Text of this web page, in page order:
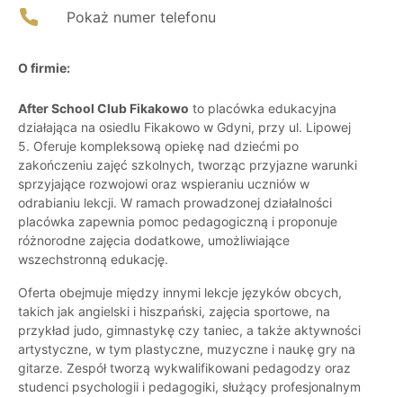
Pokaż numer telefonu
O firmie:
After School Club Fikakowo to placówka edukacyjna
działająca na osiedlu Fikakowo w Gdyni, przy ul. Lipowej
5. Oferuje kompleksową opiekę nad dziećmi po
zakończeniu zajęć szkolnych, tworząc przyjazne warunki
sprzyjające rozwojowi oraz wspieraniu uczniów w
odrabianiu lekcji. W ramach prowadzonej działalności
placówka zapewnia pomoc pedagogiczną i proponuje
różnorodne zajęcia dodatkowe, umożliwiające
wszechstronną edukację.
Oferta obejmuje między innymi lekcje języków obcych,
takich jak angielski i hiszpański, zajęcia sportowe, na
przykład judo, gimnastykę czy taniec, a także aktywności
artystyczne, w tym plastyczne, muzyczne i naukę gry na
gitarze. Zespół tworzą wykwalifikowani pedagodzy oraz
studenci psychologii i pedagogiki, służący profesjonalnym